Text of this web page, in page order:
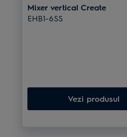
Mixer vertical Create
EHB1-6SS
Vezi produsul